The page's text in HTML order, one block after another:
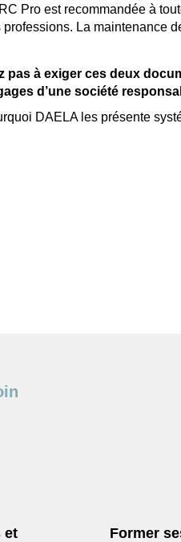
Pro est recommandée à
professions. La maintenance
pas à exiger ces deux
d’une société
DAELA les présente
et Former